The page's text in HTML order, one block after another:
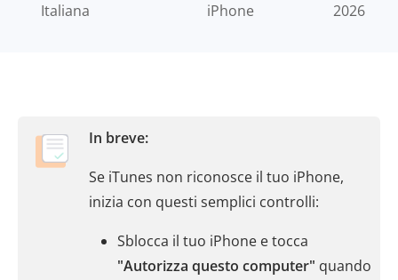
Italiana
iPhone
2026
In breve:
Se iTunes non riconosce il tuo iPhone,
inizia con questi semplici controlli:
Sblocca il tuo iPhone e tocca
"Autorizza questo computer" quando